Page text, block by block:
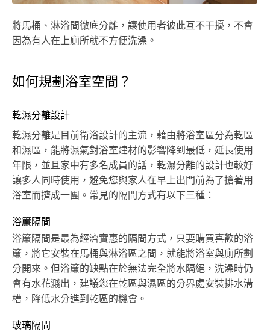
將馬桶、淋浴間徹底分離，讓使用者彼此互不干擾，不會
因為有人在上廁所就不方便洗澡。
如何規劃浴室空間？
乾濕分離設計
乾濕分離是目前衛浴設計的主流，藉由將浴室區分為乾區
和濕區，能將濕氣對浴室建材的影響降到最低，延長使用
年限，並且家中有多名成員的話，乾濕分離的設計也較好
讓多人同時使用，避免您與家人在早上出門前為了搶著用
浴室而擠成一團。常見的隔間方式有以下三種：
浴簾隔間
浴簾隔間是最為經濟實惠的隔間方式，只要購買喜歡的浴
簾，將它安裝在馬桶與淋浴區之間，就能將浴室與廁所劃
分開來。但浴簾的缺點在於無法完全將水隔絕，洗澡時仍
會有水花濺出，建議您在乾區與濕區的分界處安裝排水溝
槽，降低水分進到乾區的機會。
玻璃隔間